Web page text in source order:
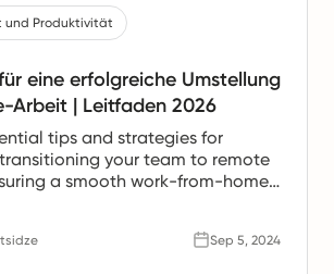
und Produktivität
eine erfolgreiche Umstellung
Arbeit | Leitfaden 2026
tips and strategies for
your team to remote
a smooth work-from-home
Sep 5, 2024